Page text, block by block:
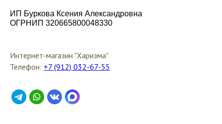
ИП Буркова Ксения Александровна
ОГРНИП 320665800048330
Интернет-магазин "Харизма"
Телефон: +7 (912) 032-67-55